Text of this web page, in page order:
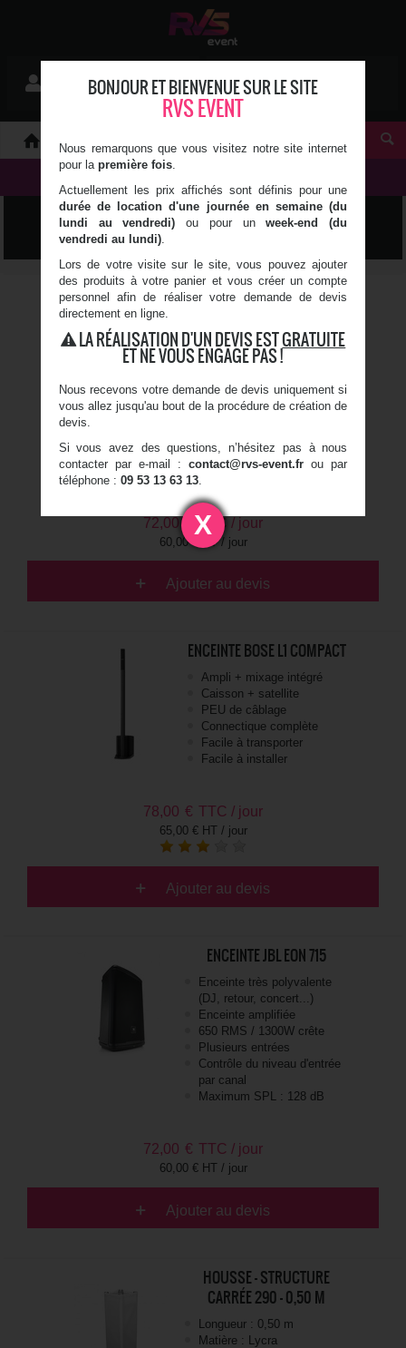
Se connecter
0 article(s)
CONCERT
CAISSON DE BASSE JBL EON
Puissance: 750 Watt RMS,
1500 Watt crête
150 Hz
SPL max 131 dB
LCD couleur et mixeur
numérique 3 canaux
72,00 TTC / jour
60,00 € HT / jour
Ajouter au devis
ENCEINTE BOSE L1 COMPACT
Ampli + mixage intégré
Caisson + satellite
PEU de câblage
Connectique complète
Facile à transporter
Facile à installer
78,00 € TTC / jour
65,00 € HT / jour
Ajouter au devis
ENCEINTE JBL EON 715
Enceinte très polyvalente
(DJ, retour, concert...)
Enceinte amplifiée
650 RMS / 1300W crête
Plusieurs entrées
Contrôle du niveau d'entrée
par canal
Maximum SPL : 128 dB
72,00 € TTC / jour
60,00 € HT / jour
Ajouter au devis
HOUSSE - STRUCTURE
CARRÉE 290 - 0,50 M
Longueur : 0,50 m
Matière : Lycra
X
BONJOUR ET BIENVENUE SUR LE SITE
RVS EVENT
Nous remarquons que vous visitez notre site internet
pour la première fois.
Actuellement les prix affichés sont définis pour une
durée de location d'une journée en semaine (du
lundi au vendredi) ou pour unweek-end (du
vendredi au lundi).
Lors de votre visite sur le site, vous pouvez ajouter
des produits à votre panier et vous créer un compte
personnel afin de réaliser votre demande de devis
directement en ligne.
LA RÉALISATION D'UN DEVIS ESTGRATUITE
ET NE VOUS ENGAGE PAS !
Nous recevons votre demande de devis uniquement si
vous allez jusqu'au bout de la procédure de création de
devis.
Si vous avez des questions, n’hésitez pas à nous
contacter par e-mail :contact@rvs-event.fr ou par
téléphone : 09 53 13 63 13.